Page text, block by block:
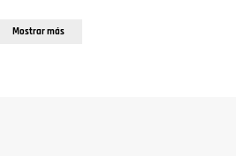
Mostrar más